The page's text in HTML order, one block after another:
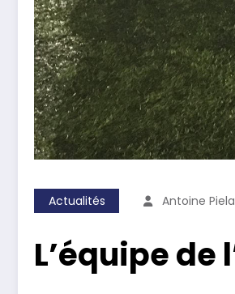
Actualités Antoine
L’équipe